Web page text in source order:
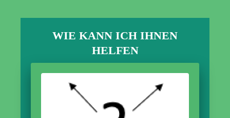
WIE KANN ICH IHNEN
HELFEN